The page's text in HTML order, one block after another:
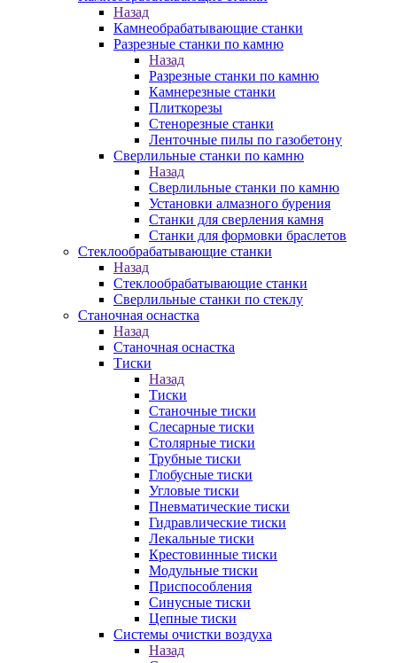
Назад
Камнеобрабатывающие станки
Разрезные станки по камню
Назад
Разрезные станки по камню
Камнерезные станки
Плиткорезы
Стенорезные станки
Ленточные пилы по газобетону
Сверлильные станки по камню
Назад
Сверлильные станки по камню
Установки алмазного бурения
Станки для сверления камня
Станки для формовки браслетов
Стеклообрабатывающие станки
Назад
Стеклообрабатывающие станки
Сверлильные станки по стеклу
Станочная оснастка
Назад
Станочная оснастка
Тиски
Назад
Тиски
Станочные тиски
Слесарные тиски
Столярные тиски
Трубные тиски
Глобусные тиски
Угловые тиски
Пневматические тиски
Гидравлические тиски
Лекальные тиски
Крестовинные тиски
Модульные тиски
Приспособления
Синусные тиски
Цепные тиски
Системы очистки воздуха
Назад